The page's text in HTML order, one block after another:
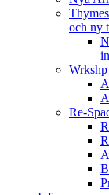
och ny
Re-